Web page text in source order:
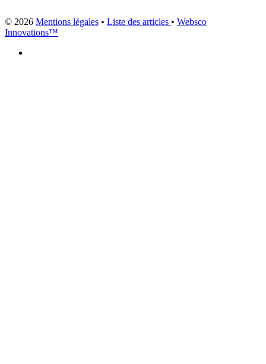
© 2026 Mentions légales • Liste des articles • Websco
Innovations™